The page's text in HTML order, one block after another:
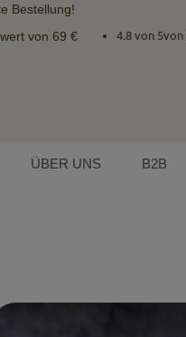
Bestellung!
von 69 € 4.8 von 5von
ÜBER UNS B2B